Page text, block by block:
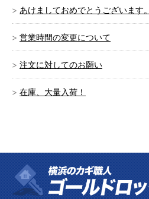
あけましておめでとうございます。
営業時間の変更について
注文に対してのお願い
在庫、大量入荷！